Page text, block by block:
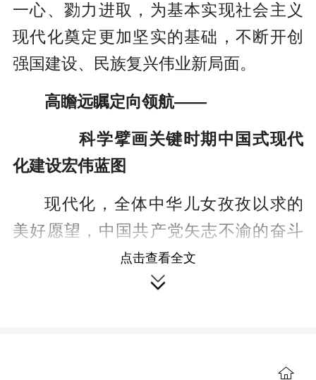
一心、勠力进取，为基本实现社会主义
现代化奠定更加坚实的基础，不断开创
强国建设、民族复兴伟业新局面。
高瞻远瞩定向领航——
科学擘画关键时期中国式现代
化建设宏伟蓝图
现代化，全体中华儿女孜孜以求的
美好愿望，中国共产党矢志不渝的奋斗
新中国成立后，积极探索社会主义
后，我们党确定到本世纪中叶基本实现
点击查看全文
